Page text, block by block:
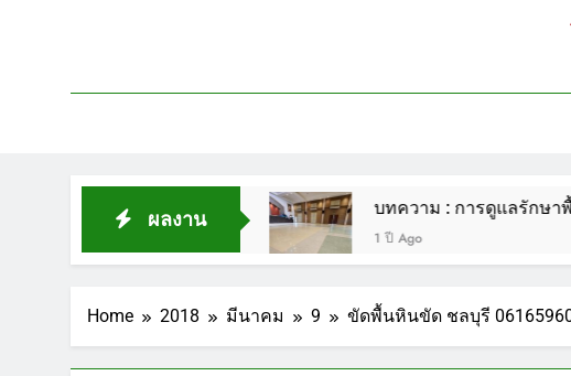
ผลงาน
ไลน์ WCS1 บทความ : การดูแลรักษาพื้นหินขัด
1 ปี Ago
Home 2018 มีนาคม 9 ขัดพื้นหินขัด ชลบุรี